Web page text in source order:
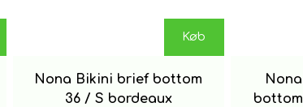
Køb
Nona Bikini brief bottom
36 / S bordeaux